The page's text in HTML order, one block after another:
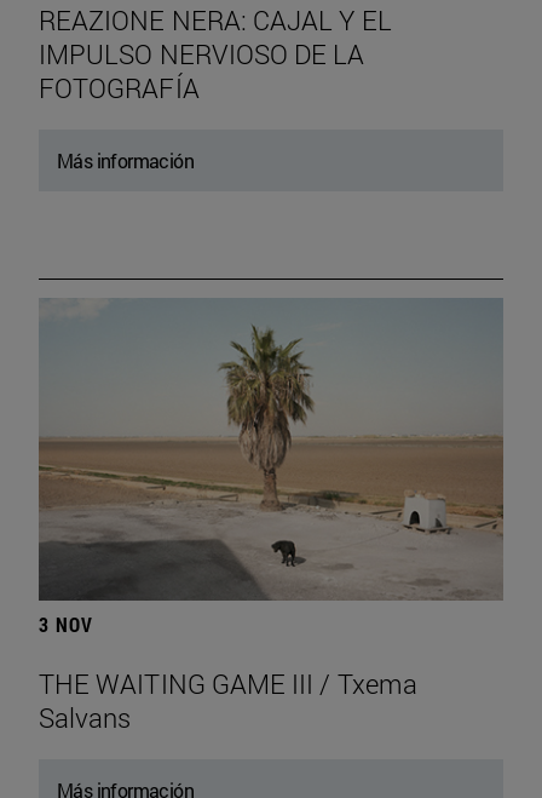
REAZIONE NERA: CAJAL Y EL
IMPULSO NERVIOSO DE LA
FOTOGRAFÍA
Más información
3 NOV
THE WAITING GAME III / Txema
Salvans
Más información